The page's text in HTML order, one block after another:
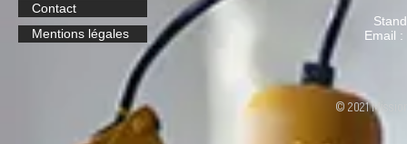
Contact
Mentions légales
Email :
© 2021